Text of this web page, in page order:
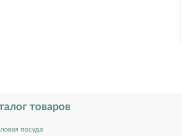
товаров
посуда